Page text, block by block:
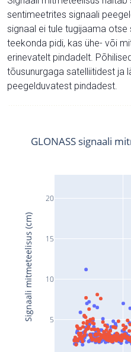
sentimeetrites signaali
signaal ei tule tugijaama
teekonda pidi, kas ühe- või
erinevatelt pindadelt.
tõusunurgaga satelliitidest ja
peegelduvatest pindadest.
5
10
15
20
GLONASS signaali
Signaali mitmeteelisus (cm)